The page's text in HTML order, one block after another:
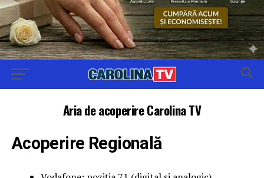
Aria de acoperire Carolina TV
Acoperire Regională